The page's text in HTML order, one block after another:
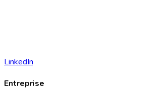
LinkedIn
Entreprise